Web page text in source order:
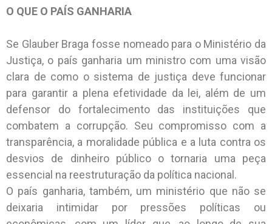
O QUE O PAÍS GANHARIA
Se Glauber Braga fosse nomeado para o Ministério da
Justiça, o país ganharia um ministro com uma visão
clara de como o sistema de justiça deve funcionar
para garantir a plena efetividade da lei, além de um
defensor do fortalecimento das instituições que
combatem a corrupção. Seu compromisso com a
transparência, a moralidade pública e a luta contra os
desvios de dinheiro público o tornaria uma peça
essencial na reestruturação da política nacional.
O país ganharia, também, um ministério que não se
deixaria intimidar por pressões políticas ou